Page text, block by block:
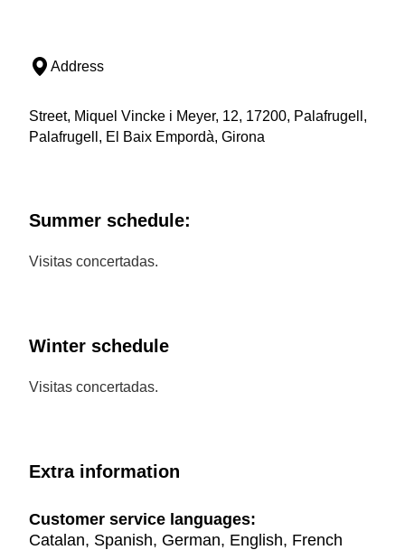
Address
Street, Miquel Vincke i Meyer, 12, 17200, Palafrugell,
Palafrugell, El Baix Empordà, Girona
Summer schedule:
Visitas concertadas.
Winter schedule
Visitas concertadas.
Extra information
Customer service languages:
Catalan, Spanish, German, English, French